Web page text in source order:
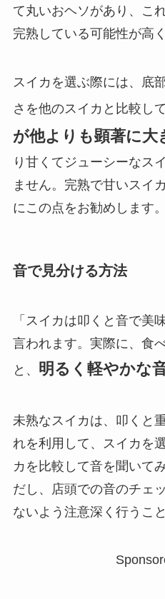
て丸いおヘソがあり、こ
完熟している可能性が高
スイカを選ぶ際には、底
さを他のスイカと比較し
が他よりも顕著に大
り甘くてジューシーなス
ません。完熟で甘いスイ
にこの点をお勧めします。
音で見分ける方法
「スイカは叩くと音で美
言われます。実際に、食
と、 明るく軽やかな
未熟なスイカは、叩くと
れを利用して、スイカを
カを比較して音を聞いて
だし、店頭での音のチェ
ないよう注意深く行うこ